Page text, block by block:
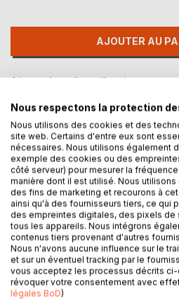
AJOUTER AU
Ajouter à ma liste d'envies
DESCRIPTION
La colère enlaidit. C'est du
enfants. Mais le dit-on encore ?
n'est-il pas l'indifférence, c'est-à-
cas, un faux-nez de la
moins laide ? Hélas ! Qui ose
Nous respectons la protection
Nous utilisons des cookies et des
site web. Certains d'entre eux sont
nécessaires. Nous utilisons également
exemple des cookies ou des
côté serveur) pour mesurer la
manière dont il est utilisé. Nous
des fins de marketing et recourons à
ainsi qu'à des fournisseurs tiers, ce qui
des empreintes digitales, des pixels de
tous les appareils. Nous intégrons
contenus tiers provenant d'autres
Nous n'avons aucune influence sur le
et sur un éventuel tracking par le
vous acceptez les processus décrits
révoquer votre consentement avec
légales BoD)